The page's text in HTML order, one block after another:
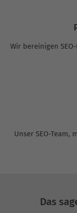
Wir bereinigen
Unser SEO-
Das